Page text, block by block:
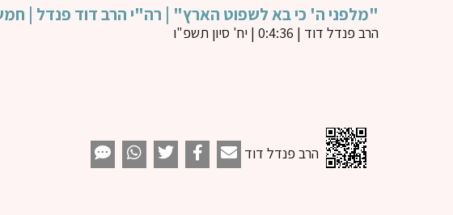
"מלפני ה' כי בא לשפוט הארץ" | רה"י הרב דוד פנדל |
הרב פנדל דוד | 0:4:36 | יח' סיון תשפ"ו
הרב פנדל דוד